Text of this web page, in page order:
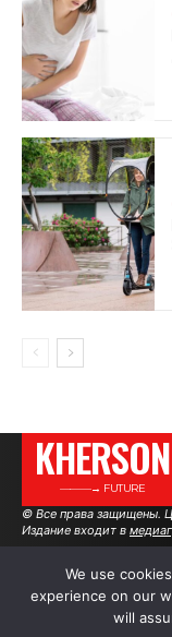
KHERSON
———→ FUTURE
© Все права защищены.
Издание входит в
We use
experience on our
will